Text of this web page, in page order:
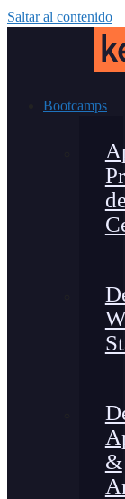
Saltar al contenido
Bootcamps
&